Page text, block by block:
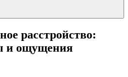
расстройство:
и ощущения